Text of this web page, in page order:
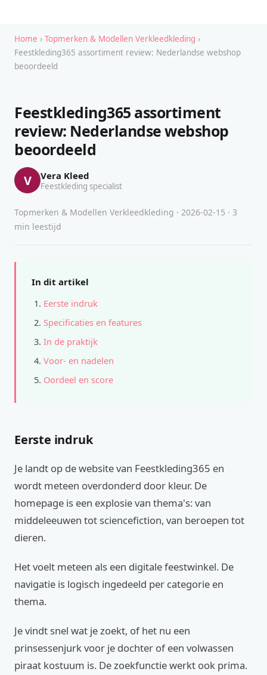
Home › Topmerken & Modellen Verkleedkleding ›
Feestkleding365 assortiment review: Nederlandse webshop
beoordeeld
Feestkleding365 assortiment
review: Nederlandse webshop
beoordeeld
V Vera Kleed
Feestkleding specialist
Topmerken & Modellen Verkleedkleding · 2026-02-15 · 3
min leestijd
In dit artikel
Eerste indruk
Specificaties en features
In de praktijk
Voor- en nadelen
Oordeel en score
Eerste indruk
Je landt op de website van Feestkleding365 en
wordt meteen overdonderd door kleur. De
homepage is een explosie van thema's: van
middeleeuwen tot sciencefiction, van beroepen tot
dieren.
Het voelt meteen als een digitale feestwinkel. De
navigatie is logisch ingedeeld per categorie en
thema.
Je vindt snel wat je zoekt, of het nu een
prinsessenjurk voor je dochter of een volwassen
piraat kostuum is. De zoekfunctie werkt ook prima.